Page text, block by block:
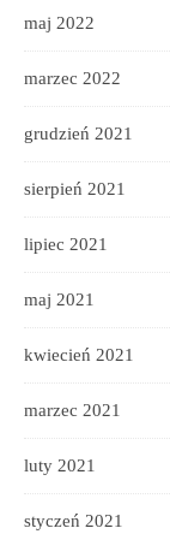
maj 2022
marzec 2022
grudzień 2021
sierpień 2021
lipiec 2021
maj 2021
kwiecień 2021
marzec 2021
luty 2021
styczeń 2021